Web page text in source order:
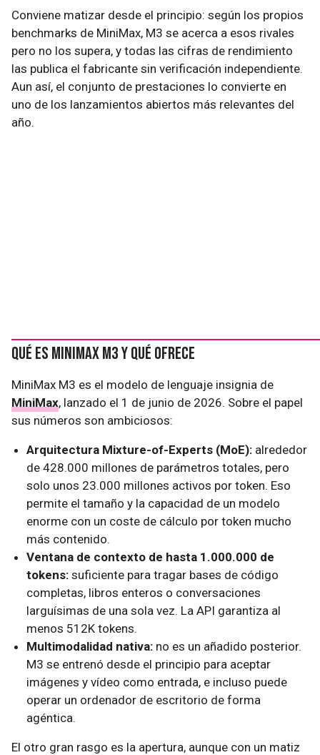
Conviene matizar desde el principio: según los propios
benchmarks de MiniMax, M3 se acerca a esos rivales
pero no los supera, y todas las cifras de rendimiento
las publica el fabricante sin verificación independiente.
Aun así, el conjunto de prestaciones lo convierte en
uno de los lanzamientos abiertos más relevantes del
año.
Qué es MiniMax M3 y qué ofrece
MiniMax M3 es el modelo de lenguaje insignia de
MiniMax, lanzado el 1 de junio de 2026. Sobre el papel
sus números son ambiciosos:
Arquitectura Mixture-of-Experts (MoE): alrededor
de 428.000 millones de parámetros totales, pero
solo unos 23.000 millones activos por token. Eso
permite el tamaño y la capacidad de un modelo
enorme con un coste de cálculo por token mucho
más contenido.
Ventana de contexto de hasta 1.000.000 de
tokens: suficiente para tragar bases de código
completas, libros enteros o conversaciones
larguísimas de una sola vez. La API garantiza al
menos 512K tokens.
Multimodalidad nativa: no es un añadido posterior.
M3 se entrenó desde el principio para aceptar
imágenes y vídeo como entrada, e incluso puede
operar un ordenador de escritorio de forma
agéntica.
El otro gran rasgo es la apertura, aunque con un matiz